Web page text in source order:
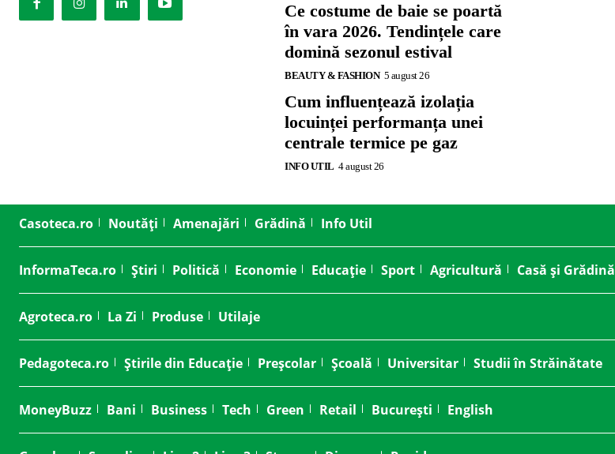
Ce costume de baie se poartă
în vara 2026. Tendințele care
domină sezonul estival
BEAUTY & FASHION 5 august 26
Cum influențează izolația
locuinței performanța unei
centrale termice pe gaz
INFO UTIL 4 august 26
Casoteca.ro Noutăți Amenajări Grădină Info Util
InformaTeca.ro Știri Politică Economie Educație Sport Agricultură Casă și Grădină
Agroteca.ro La Zi Produse Utilaje
Pedagoteca.ro Știrile din Educație Preșcolar Școală Universitar Studii în Străinătate
MoneyBuzz Bani Business Tech Green Retail București English